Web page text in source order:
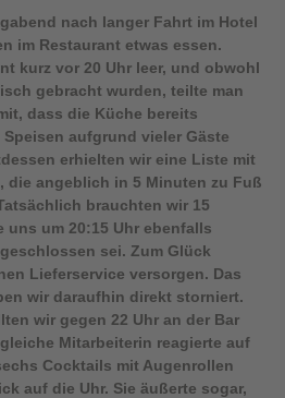
nach langer Fahrt im Hotel
im Restaurant etwas essen.
kurz vor 20 Uhr leer, und obwohl
gebracht wurden, teilte man
dass die Küche bereits
aufgrund vieler Gäste
erhielten wir eine Liste mit
die angeblich in 5 Minuten zu Fuß
brauchten wir 15
um 20:15 Uhr ebenfalls
sei. Zum Glück
Lieferservice versorgen. Das
wir daraufhin direkt storniert.
wir gegen 22 Uhr an der Bar
Mitarbeiterin reagierte auf
Cocktails mit Augenrollen
auf die Uhr. Sie äußerte sogar,